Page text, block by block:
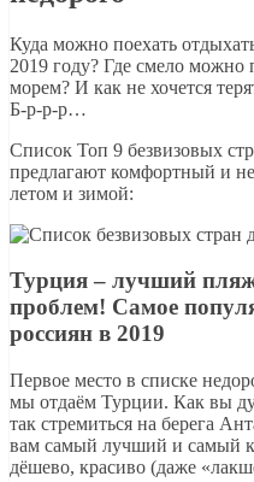
Куда можно поехать
2019 году? Где смело можно
морем? И как не хочется
Б-р-р-р…
Список Топ 9 безвизовых
предлагают комфортный и
летом и зимой:
Турция – лучший
проблем! Самое
россиян в 2019
Первое место в списке
мы отдаём Турции. Как вы
так стремиться на берега
вам самый лучший и самый
дёшево, красиво (даже